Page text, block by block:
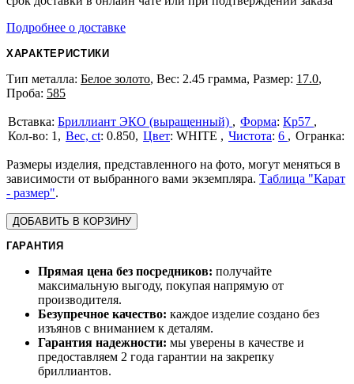
Подробнее о доставке
ХАРАКТЕРИСТИКИ
Тип металла: Белое золото, Вес: 2.45 грамма, Размер: 17.0,
Проба: 585
Бриллиант ЭКО (выращенный) Форма: Кр57
1
Вес, ct: 0.850 Цвет: WHITE Чистота: 6
Размеры изделия, представленного на фото, могут меняться в
зависимости от выбранного вами экземпляра. Таблица "Карат
- размер".
ДОБАВИТЬ В КОРЗИНУ
ГАРАНТИЯ
Прямая цена без посредников: получайте
максимальную выгоду, покупая напрямую от
производителя.
Безупречное качество: каждое изделие создано без
изъянов с вниманием к деталям.
Гарантия надежности: мы уверены в качестве и
предоставляем 2 года гарантии на закрепку
бриллиантов.